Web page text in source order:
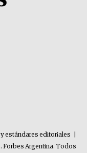
estándares editoriales
Argentina. Todos